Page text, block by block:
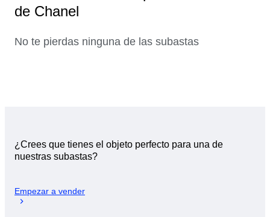
de Chanel
No te pierdas ninguna de las subastas
¿Crees que tienes el objeto perfecto para una de
nuestras subastas?
Empezar a vender